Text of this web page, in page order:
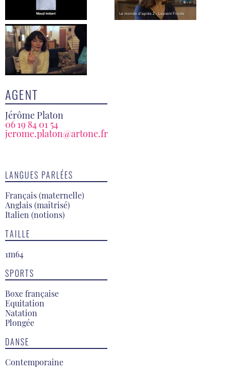
AGENT
Jérôme Platon
06 19 84 01 54
jerome.platon@artone.fr
LANGUES PARLÉES
Français (maternelle)
Anglais (maîtrisé)
Italien (notions)
TAILLE
1m64
SPORTS
Boxe française
Equitation
Natation
Plongée
DANSE
Contemporaine